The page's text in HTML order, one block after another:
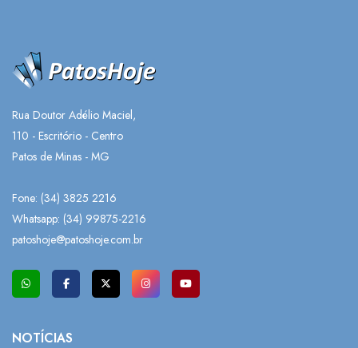
Rua Doutor Adélio Maciel,
110 - Escritório - Centro
Patos de Minas - MG
Fone: (34) 3825 2216
Whatsapp: (34) 99875-2216
patoshoje@patoshoje.com.br
NOTÍCIAS